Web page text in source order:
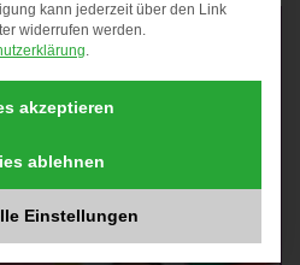
kann jederzeit über den Link
widerrufen werden.
.
akzeptieren
ablehnen
Einstellungen